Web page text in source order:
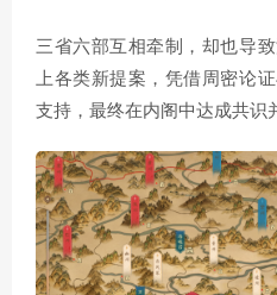
三省六部互相牵制，却也导
上各类新提案，凭借周密论
支持，最终在内阁中达成共识